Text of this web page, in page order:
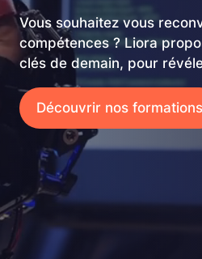
Vous souhaitez vous
compétences ? Liora
clés de demain, pour
Découvrir nos formations